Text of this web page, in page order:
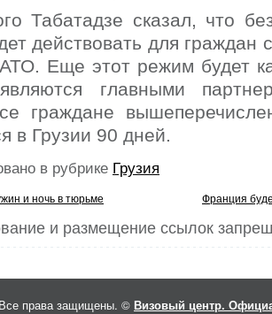
Табатадзе сказал, что
действовать для
Еще этот режим будет
главными
граждане
в Грузии 90 дней.
в рубрике Грузия
и ночь в тюрьме Франция
и размещение ссылок
Все права защищены. © Визовый центр.